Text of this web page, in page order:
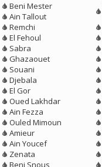
Beni Mester
Ain Tallout
Remchi
El Fehoul
Sabra
Ghazaouet
Souani
Djebala
El Gor
Oued Lakhdar
Ain Fezza
Ouled Mimoun
Amieur
Ain Youcef
Zenata
Beni Snous